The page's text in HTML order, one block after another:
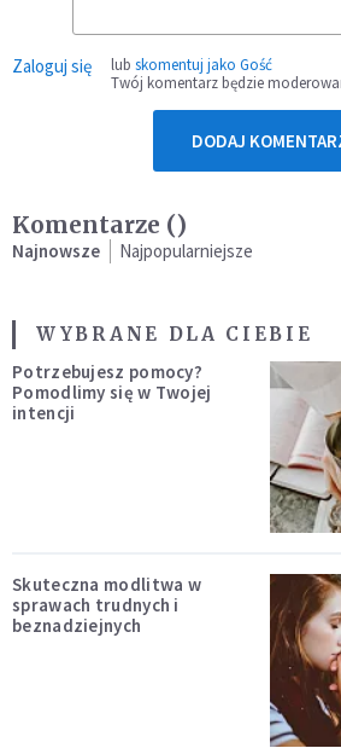
Zaloguj się lub skomentuj jako Gość
Twój komentarz będzie
DODAJ
Komentarze ()
Najnowsze Najpopularniejsze
WYBRANE DLA CIEBIE
Potrzebujesz pomocy?
Pomodlimy się w Twojej
intencji
Skuteczna modlitwa w
sprawach trudnych i
beznadziejnych